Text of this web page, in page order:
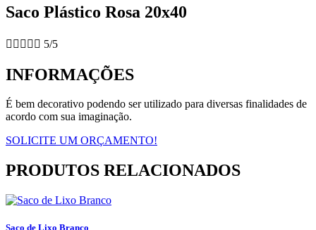
Saco Plástico Rosa 20x40
     5/5
INFORMAÇÕES
É bem decorativo podendo ser utilizado para diversas finalidades de
acordo com sua imaginação.
SOLICITE UM ORÇAMENTO!
PRODUTOS RELACIONADOS
Saco de Lixo Branco